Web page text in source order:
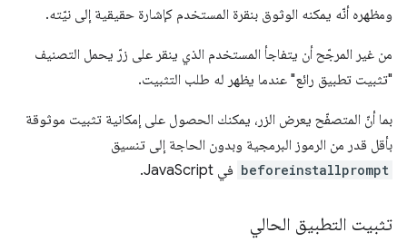
ومظهره أنّه يمكنه الوثوق بنقرة المستخدم كإشارة حقيقية إلى نيّته.
من غير المرجّح أن يتفاجأ المستخدم الذي ينقر على زرّ يحمل التصنيف
"تثبيت تطبيق رائع" عندما يظهر له طلب التثبيت.
بما أنّ المتصفّح يعرض الزر، يمكنك الحصول على إمكانية تثبيت موثوقة
بأقل قدر من الرموز البرمجية وبدون الحاجة إلى تنسيق
beforeinstallprompt في JavaScript.
تثبيت التطبيق الحالي